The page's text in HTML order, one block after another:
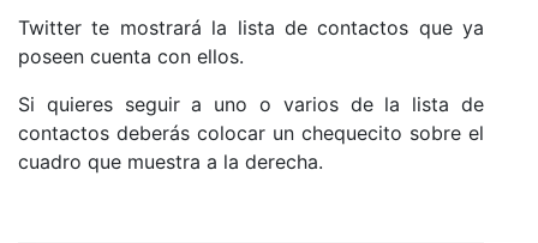
Twitter te mostrará la lista de contactos que ya
poseen cuenta con ellos.
Si quieres seguir a uno o varios de la lista de
contactos deberás colocar un chequecito sobre el
cuadro que muestra a la derecha.